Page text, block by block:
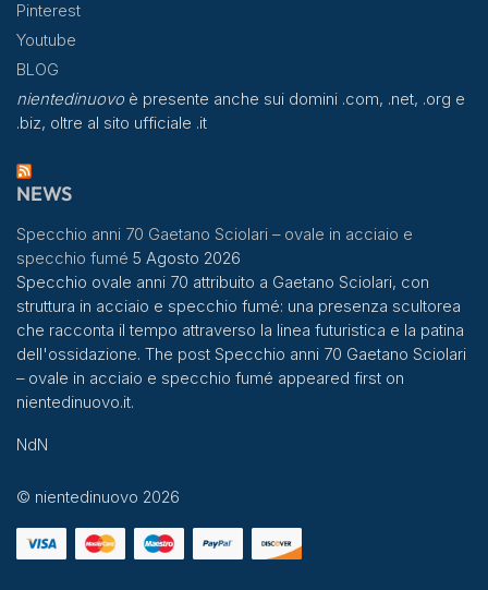
Pinterest
Youtube
BLOG
nientedinuovoè presente anche sui domini .com, .net, .org e
.biz, oltre al sito ufficiale .it
NEWS
Specchio anni 70 Gaetano Sciolari – ovale in acciaio e
specchio fumé 5 Agosto 2026
Specchio ovale anni 70 attribuito a Gaetano Sciolari, con
struttura in acciaio e specchio fumé: una presenza scultorea
che racconta il tempo attraverso la linea futuristica e la patina
dell'ossidazione. The post Specchio anni 70 Gaetano Sciolari
– ovale in acciaio e specchio fumé appeared first on
nientedinuovo.it.
NdN
© nientedinuovo 2026